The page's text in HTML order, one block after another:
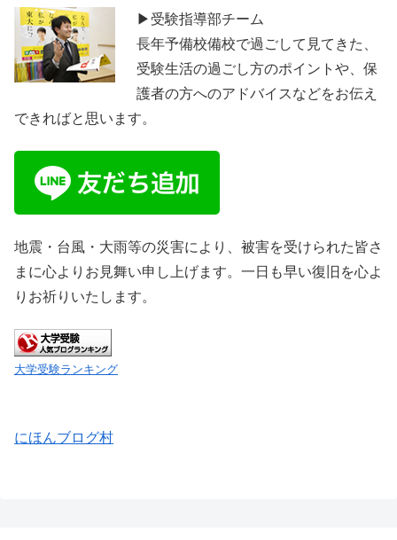
▶受験指導部チーム
長年予備校備校で過ごして見てきた、
受験生活の過ごし方のポイントや、保
護者の方へのアドバイスなどをお伝え
できればと思います。
地震・台風・大雨等の災害により、被害を受けられた皆さ
まに心よりお見舞い申し上げます。一日も早い復旧を心よ
りお祈りいたします。
大学受験ランキング
にほんブログ村